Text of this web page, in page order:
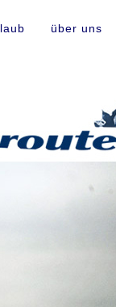
über uns